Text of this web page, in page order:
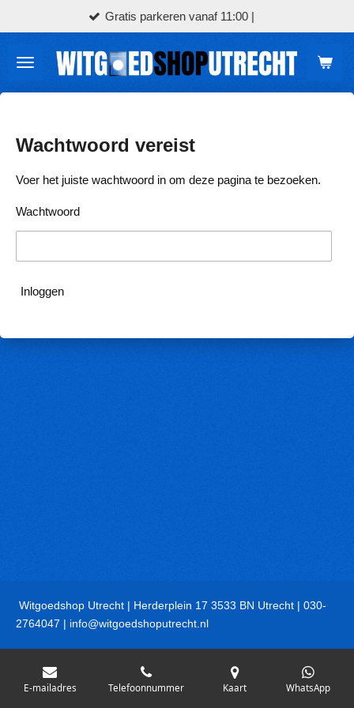
direct
naar
hoofdinhoud
parkeren vanaf 11:00 |
Wachtwoord vereist
Voer het juiste wachtwoord in om deze pagina te bezoeken.
Wachtwoord
Inloggen
Witgoedshop Utrecht | Herderplein 17 3533 BN Utrecht | 030-
2764047 | info@witgoedshoputrecht.nl
E-mailadres Telefoonnummer Kaart WhatsApp